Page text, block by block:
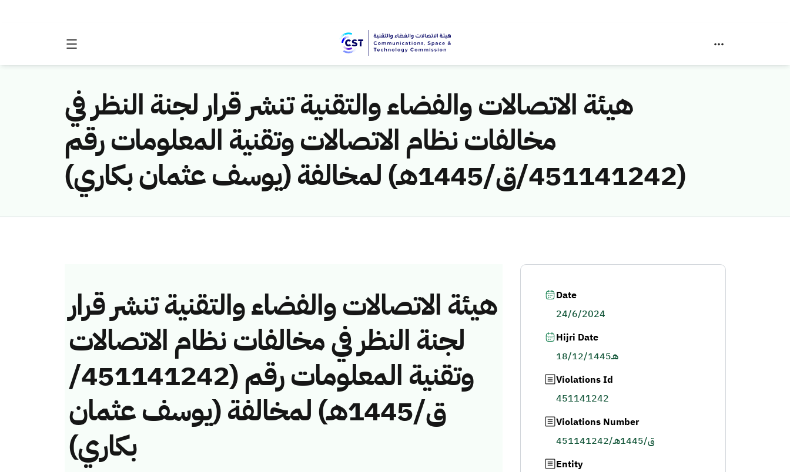
هيئة الاتصالات والفضاء والتقنية تنشر قرار لجنة النظر في
مخالفات نظام الاتصالات وتقنية المعلومات رقم
(451141242/ق/1445هـ) لمخالفة (يوسف عثمان بكاري)
هيئة الاتصالات والفضاء والتقنية تنشر قرار
لجنة النظر في مخالفات نظام الاتصالات
وتقنية المعلومات رقم (451141242/
ق/1445هـ) لمخالفة (يوسف عثمان
بكاري)
Date
24/6/2024
Hijri Date
18/12/1445هـ
Violations Id
451141242
Violations Number
451141242/ق/1445هـ
Entity